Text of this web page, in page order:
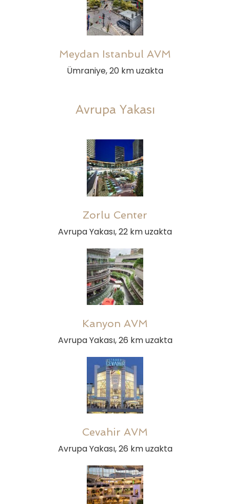
Meydan Istanbul AVM
Ümraniye, 20 km uzakta
Avrupa Yakası
Zorlu Center
Avrupa Yakası, 22 km uzakta
Kanyon AVM
Avrupa Yakası, 26 km uzakta
Cevahir AVM
Avrupa Yakası, 26 km uzakta